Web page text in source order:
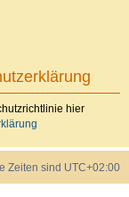
hier
Zeiten sind UTC+02:00